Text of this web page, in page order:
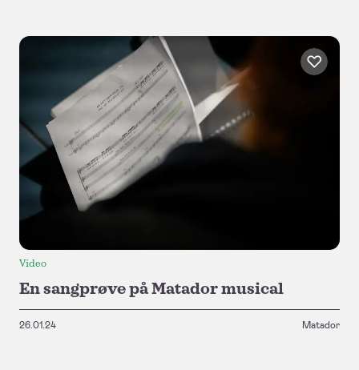
Video
En sangprøve på Matador musical
26.01.24 Matador